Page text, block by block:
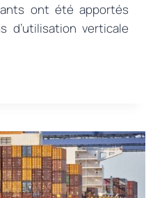
ont été apportés
d’utilisation verticale